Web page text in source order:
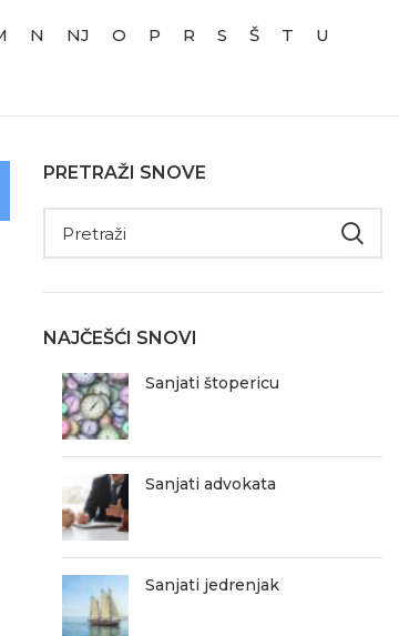
N NJ O P R S Š T U
PRETRAŽI SNOVE
NAJČEŠĆI SNOVI
Sanjati štopericu
Sanjati advokata
Sanjati jedrenjak